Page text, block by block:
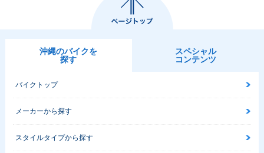
沖縄のバイクを
探す
スペシャル
コンテンツ
バイクトップ
メーカーから探す
スタイルタイプから探す